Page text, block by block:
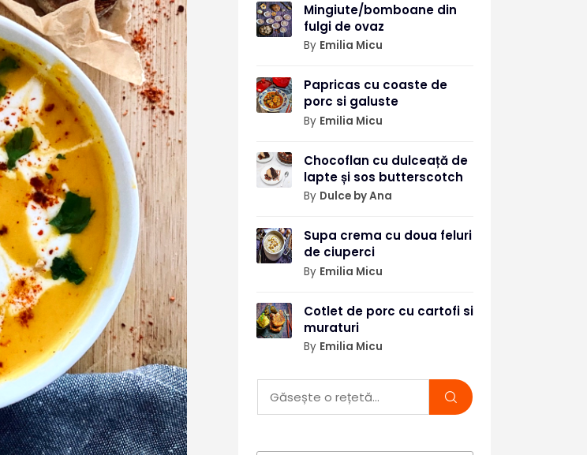
Mingiute/bomboane din
fulgi de ovaz
By Emilia Micu
Papricas cu coaste de
porc si galuste
By Emilia Micu
Chocoflan cu dulceață de
lapte și sos butterscotch
By Dulce by Ana
Supa crema cu doua feluri
de ciuperci
By Emilia Micu
Cotlet de porc cu cartofi si
muraturi
By Emilia Micu